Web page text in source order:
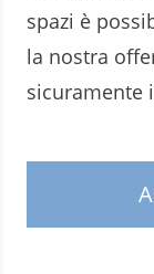
spazi è
la nostra
sicuramente